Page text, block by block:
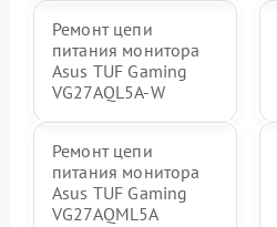
Ремонт цепи
питания монитора
Asus TUF Gaming
VG27AQL5A-W
Ремонт цепи
питания монитора
Asus TUF Gaming
VG27AQML5A